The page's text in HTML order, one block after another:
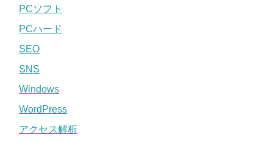
PCソフト
PCハード
SEO
SNS
Windows
WordPress
アクセス解析